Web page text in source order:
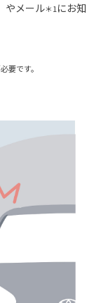
やメール＊1 にお知
要です。